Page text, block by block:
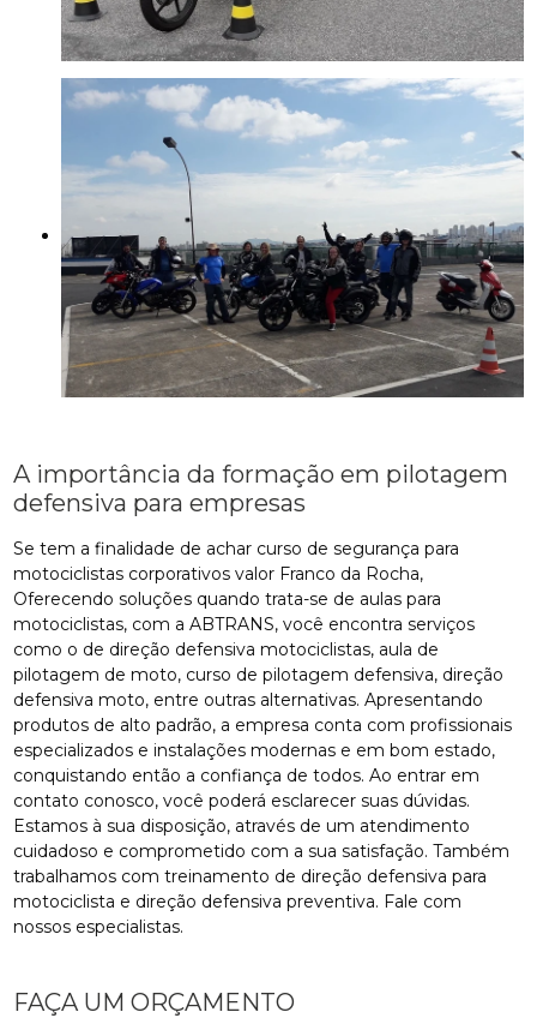
A importância da formação em pilotagem
defensiva para empresas
Se tem a finalidade de achar curso de segurança para
motociclistas corporativos valor Franco da Rocha,
Oferecendo soluções quando trata-se de aulas para
motociclistas, com a ABTRANS, você encontra serviços
como o de direção defensiva motociclistas, aula de
pilotagem de moto, curso de pilotagem defensiva, direção
defensiva moto, entre outras alternativas. Apresentando
produtos de alto padrão, a empresa conta com profissionais
especializados e instalações modernas e em bom estado,
conquistando então a confiança de todos. Ao entrar em
contato conosco, você poderá esclarecer suas dúvidas.
Estamos à sua disposição, através de um atendimento
cuidadoso e comprometido com a sua satisfação. Também
trabalhamos com treinamento de direção defensiva para
motociclista e direção defensiva preventiva. Fale com
nossos especialistas.
FAÇA UM ORÇAMENTO